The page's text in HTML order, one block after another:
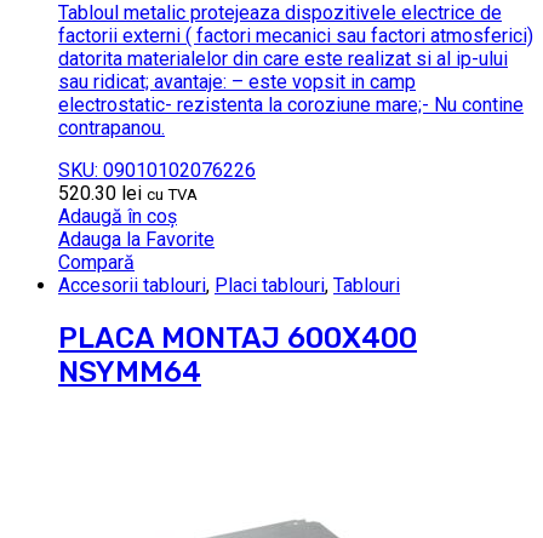
Tabloul metalic protejeaza dispozitivele electrice de
factorii externi ( factori mecanici sau factori atmosferici)
datorita materialelor din care este realizat si al ip-ului
sau ridicat; avantaje: – este vopsit in camp
electrostatic- rezistenta la coroziune mare;- Nu contine
contrapanou.
SKU: 09010102076226
520.30 lei cu TVA
Adaugă în coș
Adauga la Favorite
Compară
Accesorii tablouri, Placi tablouri, Tablouri
PLACA MONTAJ 600X400
NSYMM64